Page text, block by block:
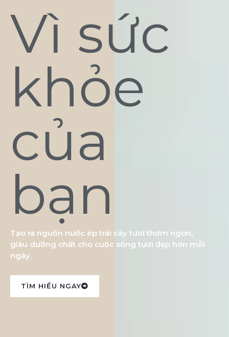
Vì sức
khỏe
của
bạn
Tạo ra nguồn nước ép trái cây tươi thơm ngon,
giàu dưỡng chất cho cuộc sống tươi đẹp hơn mỗi
ngày.
TÌM HIỂU NGAY